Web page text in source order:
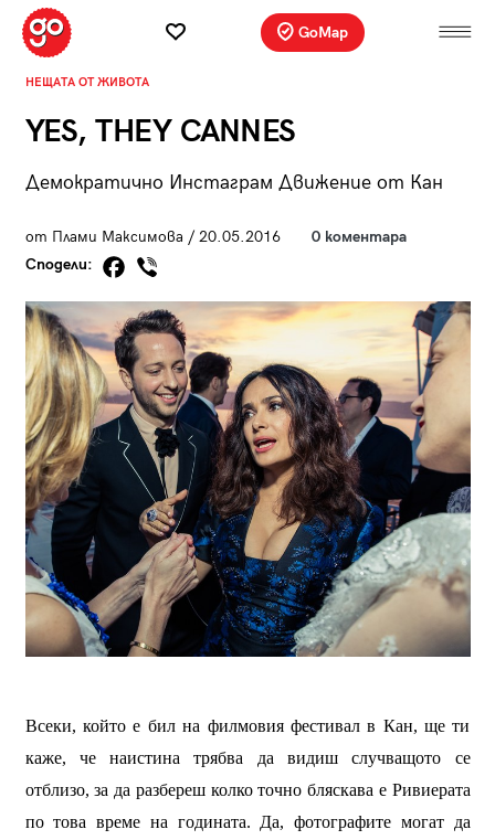
GoMap
НЕЩАТА ОТ ЖИВОТА
YES, THEY CANNES
Демократично Инстаграм Движение от Кан
от Плами Максимова / 20.05.2016
0 коментара
Сподели:
Всеки, който е бил на филмовия фестивал в Кан, ще ти
каже, че наистина трябва да видиш случващото се
отблизо, за да разбереш колко точно бляскава е Ривиерата
по това време на годината. Да, фотографите могат да